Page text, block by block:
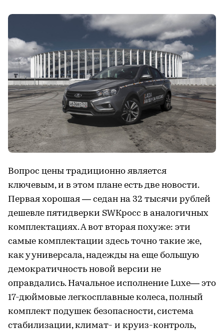
Вопрос цены традиционно является
ключевым, и в этом плане есть две новости.
Первая хорошая — седан на 32 тысячи рублей
дешевле пятидверки SWКросс в аналогичных
комплектациях. А вот вторая похуже: эти
самые комплектации здесь точно такие же,
как у универсала, надежды на еще большую
демократичность новой версии не
оправдались. Начальное исполнение Luxe— это
17-дюймовые легкосплавные колеса, полный
комплект подушек безопасности, система
стабилизации, климат- и круиз-контроль,